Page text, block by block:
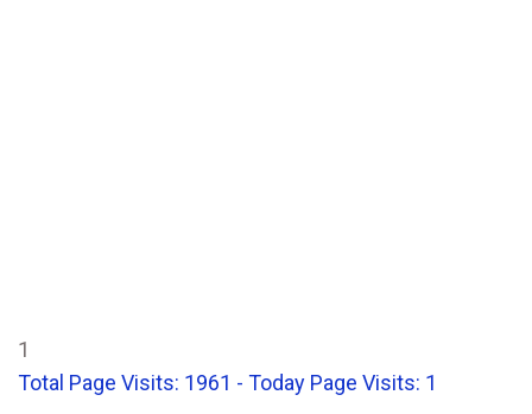
1
Total Page Visits: 1961 - Today Page Visits: 1